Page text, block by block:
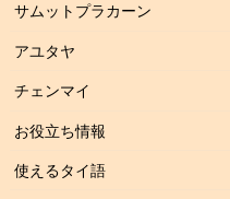
サムットプラカーン
アユタヤ
チェンマイ
お役立ち情報
使えるタイ語